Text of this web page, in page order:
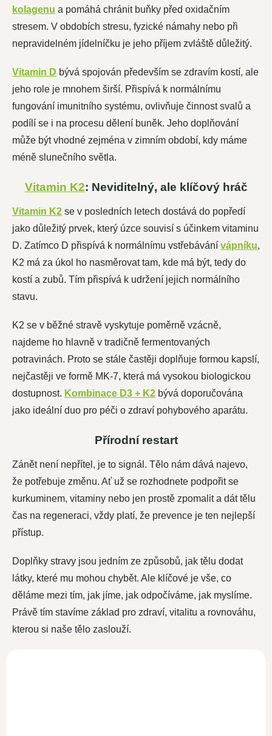
kolagenu a pomáhá chránit buňky před oxidačním
stresem. V obdobích stresu, fyzické námahy nebo při
nepravidelném jídelníčku je jeho příjem zvláště důležitý.
Vitamin D bývá spojován především se zdravím kostí, ale
jeho role je mnohem širší. Přispívá k normálnímu
fungování imunitního systému, ovlivňuje činnost svalů a
podílí se i na procesu dělení buněk. Jeho doplňování
může být vhodné zejména v zimním období, kdy máme
méně slunečního světla.
Vitamin K2: Neviditelný, ale klíčový hráč
Vitamin K2 se v posledních letech dostává do popředí
jako důležitý prvek, který úzce souvisí s účinkem vitaminu
D. Zatímco D přispívá k normálnímu vstřebávání vápníku,
K2 má za úkol ho nasměrovat tam, kde má být, tedy do
kostí a zubů. Tím přispívá k udržení jejich normálního
stavu.
K2 se v běžné stravě vyskytuje poměrně vzácně,
najdeme ho hlavně v tradičně fermentovaných
potravinách. Proto se stále častěji doplňuje formou kapslí,
nejčastěji ve formě MK-7, která má vysokou biologickou
dostupnost. Kombinace D3 + K2 bývá doporučována
jako ideální duo pro péči o zdraví pohybového aparátu.
Přírodní restart
Zánět není nepřítel, je to signál. Tělo nám dává najevo,
že potřebuje změnu. Ať už se rozhodnete podpořit se
kurkuminem, vitaminy nebo jen prostě zpomalit a dát tělu
čas na regeneraci, vždy platí, že prevence je ten nejlepší
přístup.
Doplňky stravy jsou jedním ze způsobů, jak tělu dodat
látky, které mu mohou chybět. Ale klíčové je vše, co
děláme mezi tím, jak jíme, jak odpočíváme, jak myslíme.
Právě tím stavíme základ pro zdraví, vitalitu a rovnováhu,
kterou si naše tělo zaslouží.